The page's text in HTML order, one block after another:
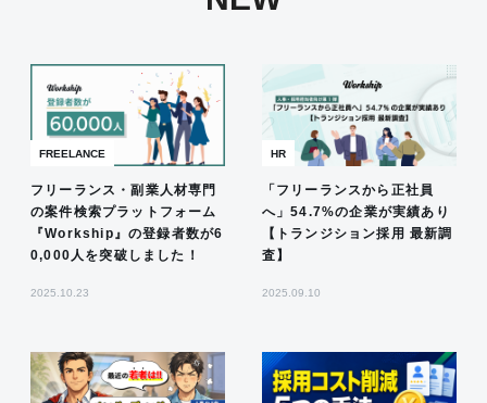
FREELANCE
フリーランス・副業人材専門
の案件検索プラットフォーム
『Workship』の登録者数が6
0,000人を突破しました！
2025.10.23
HR
「フリーランスから正社員
へ」54.7%の企業が実績あり
【トランジション採用 最新調
査】
2025.09.10